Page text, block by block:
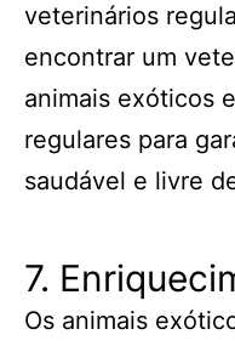
veterinários
encontrar um
animais exóticos
regulares para
saudável e livre
7.
Os animais